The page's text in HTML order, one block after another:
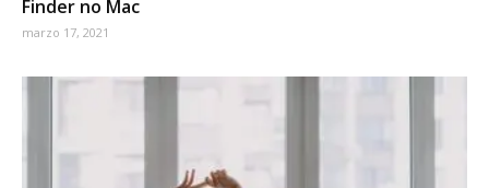
Finder no Mac
marzo 17, 2021